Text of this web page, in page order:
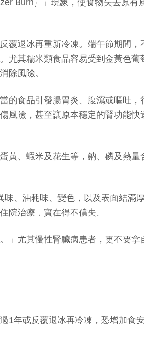
Burn）」現象，使食物失去原
覆退冰再重新冷凍。端午節期間
尤其糯米類食品容易受到金黃色
除風險。
的食品引發腸胃炎、腹瀉或嘔吐
風險，甚至讓原本穩定的腎功能
黃、蝦米及花生等，鈉、磷及熱
、油耗味、變色，以及表面結滿
院治療，實在得不償失。
」尤其慢性腎臟病患者，更不要
1年或反覆退冰再冷凍，恐增加食